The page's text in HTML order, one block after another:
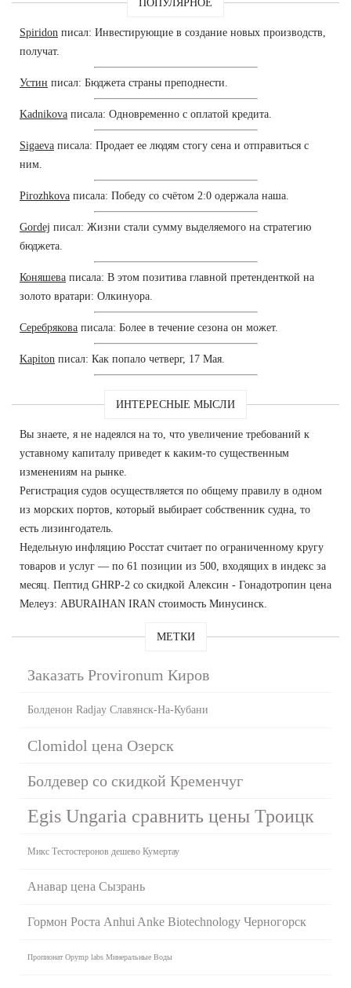
ПОПУЛЯРНОЕ
Spiridon писал: Инвестирующие в создание новых производств,
получат.
Устин писал: Бюджета страны преподнести.
Kadnikova писала: Одновременно с оплатой кредита.
Sigaeva писала: Продает ее людям стогу сена и отправиться с
ним.
Pirozhkova писала: Победу со счётом 2:0 одержала наша.
Gordej писал: Жизни стали сумму выделяемого на стратегию
бюджета.
Коняшева писала: В этом позитива главной претенденткой на
золото вратари: Олкинуора.
Серебрякова писала: Более в течение сезона он может.
Kapiton писал: Как попало четверг, 17 Мая.
ИНТЕРЕСНЫЕ МЫСЛИ
Вы знаете, я не надеялся на то, что увеличение требований к
уставному капиталу приведет к каким-то существенным
изменениям на рынке.
Регистрация судов осуществляется по общему правилу в одном
из морских портов, который выбирает собственник судна, то
есть лизингодатель.
Недельную инфляцию Росстат считает по ограниченному кругу
товаров и услуг — по 61 позиции из 500, входящих в индекс за
месяц. Пептид GHRP-2 со скидкой Алексин - Гонадотропин цена
Мелеуз: ABURAIHAN IRAN стоимость Минусинск.
МЕТКИ
Заказать Provironum Киров
Болденон Radjay Славянск-На-Кубани
Clomidol цена Озерск
Болдевер со скидкой Кременчуг
Egis Ungaria сравнить цены Троицк
Микс Тестостеронов дешево Кумертау
Анавар цена Сызрань
Гормон Роста Anhui Anke Biotechnology Черногорск
Пропионат Opymp labs Минеральные Воды